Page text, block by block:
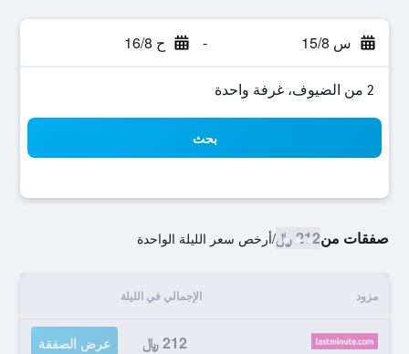
س 15/8 - ح 16/8
2 من الضيوف، غرفة واحدة
بحث
صفقات من212 ﷼ /أرخص سعر الليلة الواحدة
مزود الإجمالي في الليلة
212 ﷼ عرض الصفقة